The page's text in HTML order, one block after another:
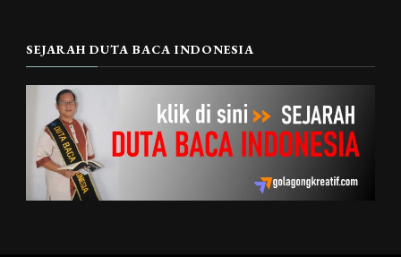
SEJARAH DUTA BACA INDONESIA